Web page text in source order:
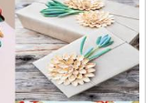
Поделки из
природного
материала